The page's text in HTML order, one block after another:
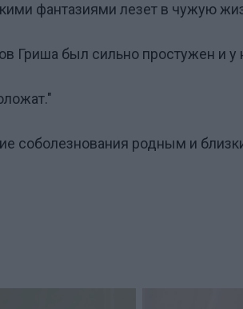
фантазиями лезет в чужую
Гриша был сильно простужен и у
соболезнования родным и